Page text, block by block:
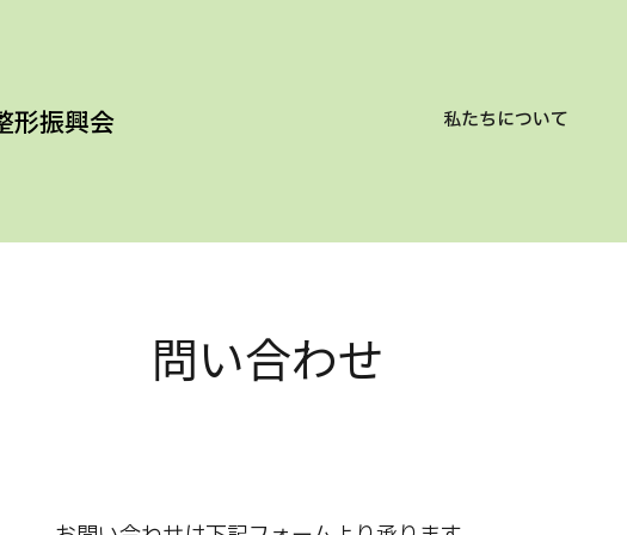
形振興会 私たちについて
問い合わせ